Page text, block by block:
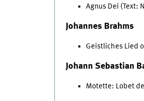
Agnus Dei (Text:
Johannes Brahms
Geistliches Lied
Johann Sebastian
Motette: Lobet